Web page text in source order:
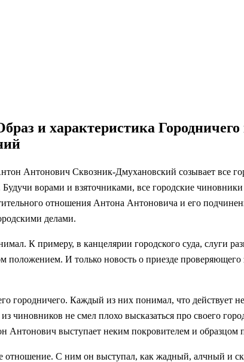
и характеристика
Антонович Сквозник-Дмухановский созывает все
ворами и взяточниками, все городские
отношения Антона Антоновича и его
делами.
К примеру, в канцелярии городского суда, слуги
положением. И только новость о приезде
городничего. Каждый из них понимал, что действует
чиновников не смел плохо высказаться про своего
выступает неким покровителем и образцом
С ним он выступал, как жадный, алчный и